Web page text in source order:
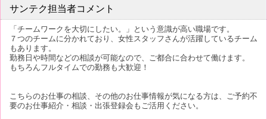
サンテク担当者コメント
「チームワークを大切にしたい。」という意識が高い職場です。
７つのチームに分かれており、女性スタッフさんが活躍しているチーム
もあります。
勤務日や時間などの相談が可能なので、ご都合に合わせて働けます。
もちろんフルタイムでの勤務も大歓迎！
こちらのお仕事の相談、その他のお仕事情報が気になる方は、ご予約不
要のお仕事紹介・相談・出張登録会もご活用ください。